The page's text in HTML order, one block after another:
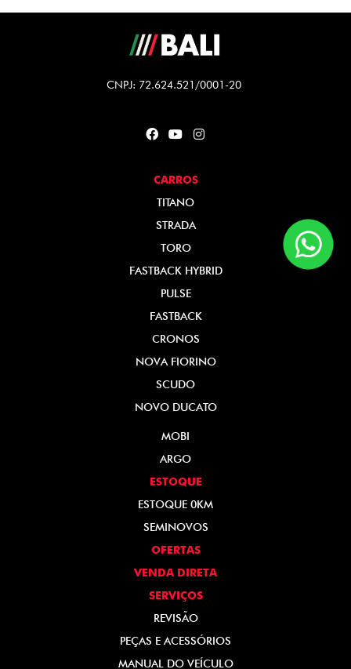
CNPJ: 72.624.521/0001-20
CARROS
TITANO
STRADA
TORO
FASTBACK HYBRID
PULSE
FASTBACK
CRONOS
NOVA FIORINO
SCUDO
NOVO DUCATO
MOBI
ARGO
ESTOQUE
ESTOQUE 0KM
SEMINOVOS
OFERTAS
VENDA DIRETA
SERVIÇOS
REVISÃO
PEÇAS E ACESSÓRIOS
MANUAL DO VEÍCULO